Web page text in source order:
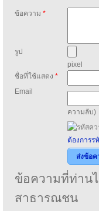
ข้อความ *
รูป
pixel
ชื่อที่ใช้แสดง *
Email
ความลับ)
ต้องการร
ส่งข้อค
ข้อความที่ท่าน
สาธารณชน